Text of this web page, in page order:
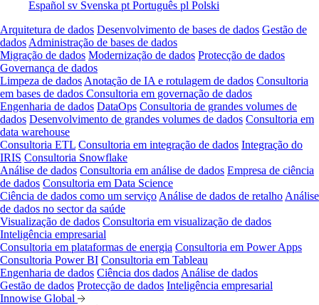
Español sv Svenska pt Português pl Polski
Arquitetura de dados Desenvolvimento de bases de dados Gestão de
dados Administração de bases de dados
Migração de dados Modernização de dados Protecção de dados
Governança de dados
Limpeza de dados Anotação de IA e rotulagem de dados Consultoria
em bases de dados Consultoria em governação de dados
Engenharia de dados DataOps Consultoria de grandes volumes de
dados Desenvolvimento de grandes volumes de dados Consultoria em
data warehouse
Consultoria ETL Consultoria em integração de dados Integração do
IRIS Consultoria Snowflake
Análise de dados Consultoria em análise de dados Empresa de ciência
de dados Consultoria em Data Science
Ciência de dados como um serviço Análise de dados de retalho Análise
de dados no sector da saúde
Visualização de dados Consultoria em visualização de dados
Inteligência empresarial
Consultoria em plataformas de energia Consultoria em Power Apps
Consultoria Power BI Consultoria em Tableau
Engenharia de dados Ciência dos dados Análise de dados
Gestão de dados Protecção de dados Inteligência empresarial
Innowise Global